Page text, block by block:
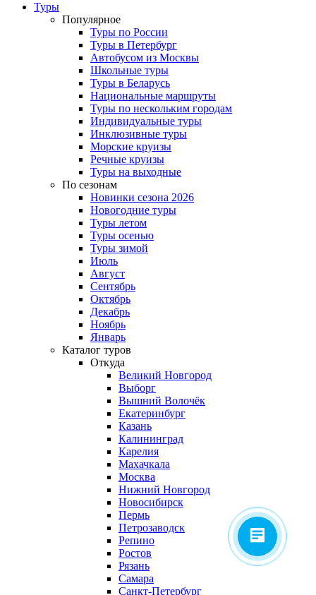
Туры
Популярное
Туры по России
Туры в Петербург
Автобусом из Москвы
Школьные туры
Туры в Беларусь
Национальные маршруты
Туры по нескольким городам
Индивидуальные туры
Инклюзивные туры
Морские круизы
Речные круизы
Туры на выходные
По сезонам
Новинки сезона 2026
Новогодние туры
Туры летом
Туры осенью
Туры зимой
Июль
Август
Сентябрь
Октябрь
Декабрь
Ноябрь
Январь
Каталог туров
Откуда
Великий Новгород
Выборг
Вышний Волочёк
Екатеринбург
Казань
Калининград
Карелия
Махачкала
Москва
Нижний Новгород
Новосибирск
Пермь
Петрозаводск
Репино
Ростов
Рязань
Самара
Санкт-Петербург